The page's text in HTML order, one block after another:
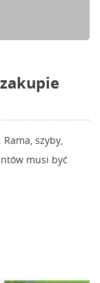
szyby,
musi być